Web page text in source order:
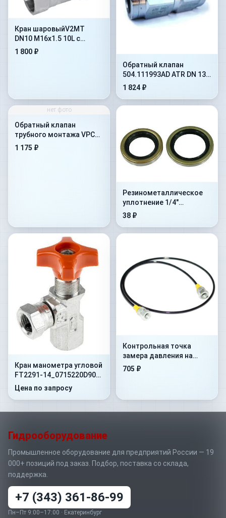
Кран шаровыйV2MT
DN10 M16x1.5 10L с
отверстиями под
1 800 ₽
Обратный клапан
504.111993AD ATR DN 13
на 10 бар
1 824 ₽
нет фото
Обратный клапан
трубного монтажа VPC
1&#039-&#039-
1 175 ₽
Резинометалличеcкое
уплотнение 1/4"
(1MTBU.100101)
38 ₽
Кран манометра угловой
FT2291-14_0715220D90
400 Бар 1/4"NPT -60
Цена по запросу
Контрольная точка
замера давления на
гибком шланге Flex.
705 ₽
Гидрооборудование
Промышленное оборудование для предприятий России — 19
000+ позиций под заказ. Подбор, поставка со склада,
поддержка.
+7 (343) 361-86-99
Пн–Пт 9:00–17:00 · Екатеринбург